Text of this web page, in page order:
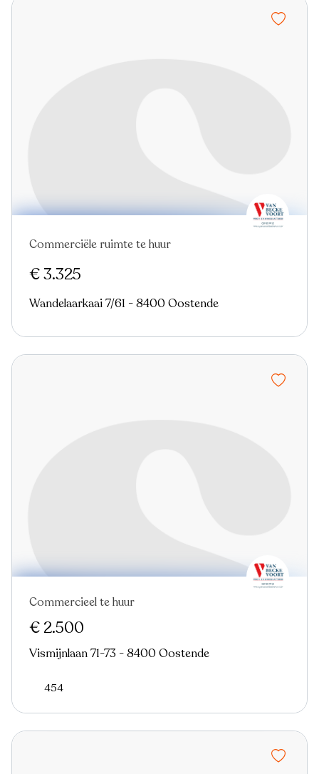
Nieuw
Commerciële ruimte te huur
€ 3.325
Wandelaarkaai 7/61 - 8400 Oostende
Nieuw
Commercieel te huur
€ 2.500
Vismijnlaan 71-73 - 8400 Oostende
454